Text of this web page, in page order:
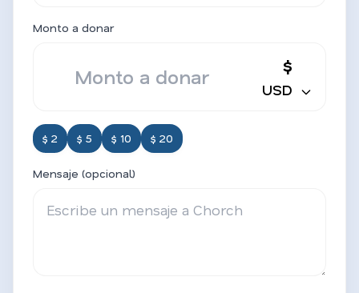
Monto a donar
$
USD
$ 2 $ 5 $ 10 $ 20
Mensaje (opcional)